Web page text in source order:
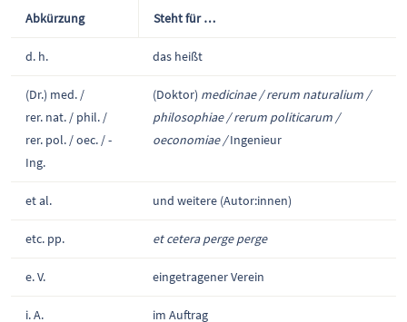
Abkürzung Steht für …
d. h. das heißt
(Dr.) med. /
rer. nat. / phil. /
rer. pol. / oec. / -
Ing.
(Doktor) medicinae / rerum naturalium /
philosophiae / rerum politicarum /
oeconomiae /Ingenieur
et al. und weitere (Autor:innen)
etc. pp. et cetera perge perge
e. V. eingetragener Verein
i. A. im Auftrag